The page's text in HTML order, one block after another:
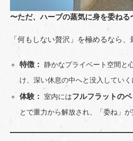
〜ただ、ハーブの蒸気に身を委ねる
「何もしない贅沢」を極めるなら、
特徴：
静かなプライベート空間と
け、深い休息の中へと没入していく
体験： 室内にはフルフラットの
とで重力から解放され、「委ね」が